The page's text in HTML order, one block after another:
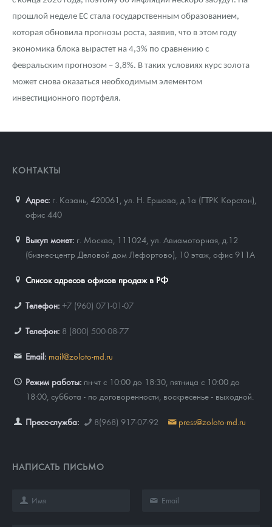
прошлой неделе ЕС стала государственным образованием,
которая обновила прогнозы роста, заявив, что в этом году
экономика блока вырастет на 4,3% по сравнению с
февральским прогнозом – 3,8%. В таких условиях курс золота
может снова оказаться необходимым элементом
инвестиционного портфеля.
КОНТАКТЫ
Адрес: г. Казань, 420061 ул. Н. Ершова, д.1а (ГТРК Корстон),
офис 440
Выкуп монет: г. Москва, 111024, ул. Авиамоторная, д.12
(бизнес-центр Деловой дом Лефортово), 10 этаж, офис 911А
Список адресов офисов продаж в РФ
Телефон: +7 (960) 071-01-07
Телефон: 8 (800) 500-08-77
Email: mail@zoloto-md.ru
Режим работы: пн-чт с 10:00 до 18:30, пятница с 10:00 до
18:00, суббота - по договоренности, воскресенье - выходной.
Пресс-служба: 8(968) 917-07-92 press@zoloto-md.ru
НАПИСАТЬ ПИСЬМО